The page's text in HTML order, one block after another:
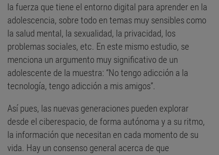
la fuerza que tiene el entorno digital para aprender en la
adolescencia, sobre todo en temas muy sensibles como
la salud mental, la sexualidad, la privacidad, los
problemas sociales, etc. En este mismo estudio, se
menciona un argumento muy significativo de un
adolescente de la muestra: “No tengo adicción a la
tecnología, tengo adicción a mis amigos”.
Así pues, las nuevas generaciones pueden explorar
desde el ciberespacio, de forma autónoma y a su ritmo,
la información que necesitan en cada momento de su
vida. Hay un consenso general acerca de que